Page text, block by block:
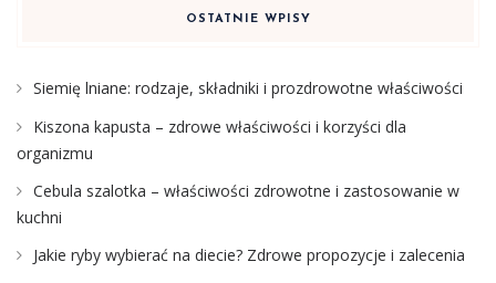
OSTATNIE WPISY
Siemię lniane: rodzaje, składniki i prozdrowotne właściwości
Kiszona kapusta – zdrowe właściwości i korzyści dla
organizmu
Cebula szalotka – właściwości zdrowotne i zastosowanie w
kuchni
Jakie ryby wybierać na diecie? Zdrowe propozycje i zalecenia